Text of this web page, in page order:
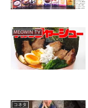
MEGWIN TV
コネタ